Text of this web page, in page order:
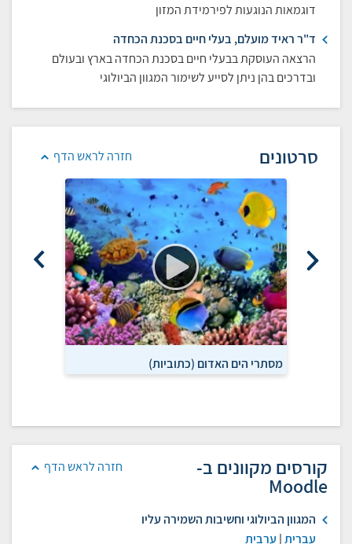
דוגמאות הנוגעות לפירמידת המזון
ד"ר ראיד מועלם, בעלי חיים בסכנת הכחדה
הרצאה העוסקת בבעלי חיים בסכנת הכחדה בארץ ובעולם
ובדרכים בהן ניתן לסייע לשימור המגוון הביולוגי
חזרה לראש הדף סרטונים
מסתרי הים האדום (כתוביות)
חזרה לראש הדף קורסים מקוונים ב-
Moodle
המגוון הביולוגי וחשיבות השמירה עליו
עברית| ערבית